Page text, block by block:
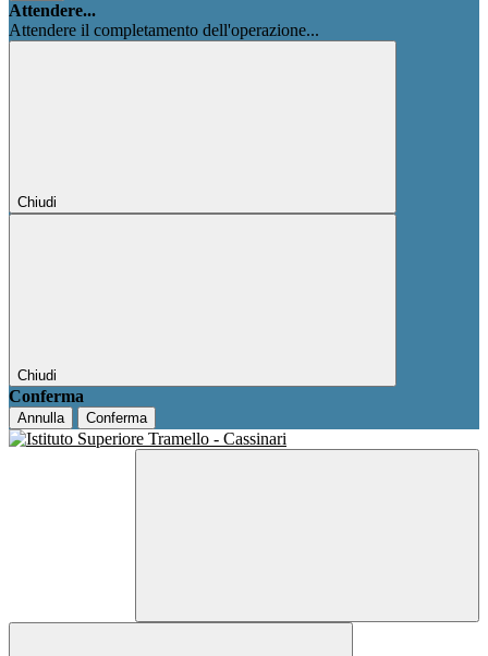
Attendere...
Attendere il completamento dell'operazione...
Chiudi
Chiudi
Conferma
Annulla Conferma